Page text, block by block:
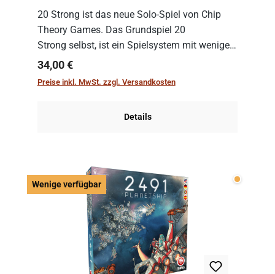
20 Strong ist das neue Solo-Spiel von Chip
Theory Games. Das Grundspiel 20
Strong selbst, ist ein Spielsystem mit wenigen,
einfachen Regeln. Um es zu spielen, muss es
immer mit einem Themenset ergänzt werden.
Regulärer Preis:
34,00 €
Preise inkl. MwSt. zzgl. Versandkosten
Details
Wenige verfügbar Wenige